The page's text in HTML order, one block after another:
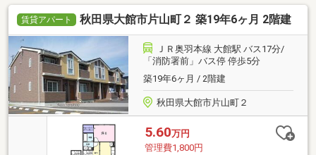
賃貸アパート 秋田県大館市片山町２ 築19年6ヶ月 2階建
ＪＲ奥羽本線 大館駅 バス17分/
「消防署前」バス停 停歩5分
築19年6ヶ月 / 2階建
秋田県大館市片山町２
5.60万円
管理費1,800円